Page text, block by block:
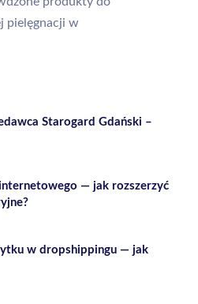
pielęgnacji w
Starogard Gdański –
— jak rozszerzyć
w dropshippingu — jak